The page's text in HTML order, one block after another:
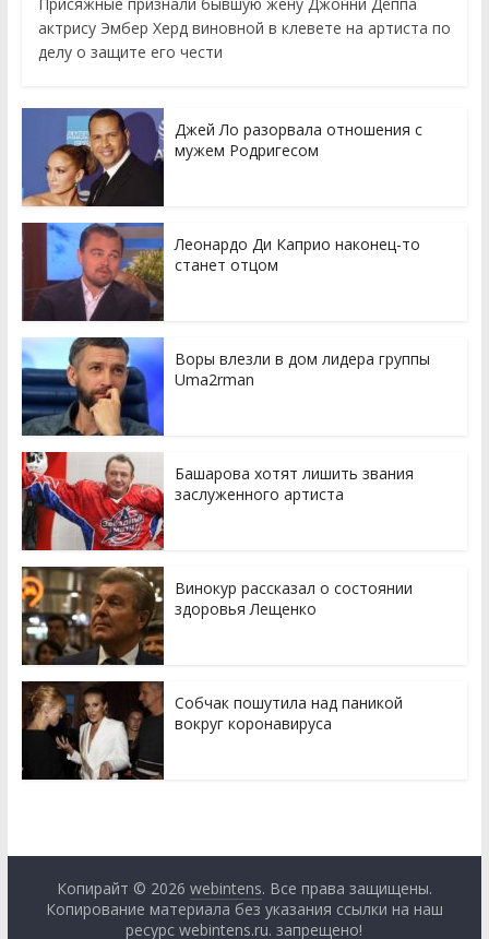
Присяжные признали бывшую жену Джонни Деппа
актрису Эмбер Херд виновной в клевете на артиста по
делу о защите его чести
Джей Ло разорвала отношения с
мужем Родригесом
Леонардо Ди Каприо наконец-то
станет отцом
Воры влезли в дом лидера группы
Uma2rman
Башарова хотят лишить звания
заслуженного артиста
Винокур рассказал о состоянии
здоровья Лещенко
Собчак пошутила над паникой
вокруг коронавируса
Копирайт © 2026 webintens. Все права защищены.
Копирование материала без указания ссылки на наш
ресурсwebintens.ru. запрещено!